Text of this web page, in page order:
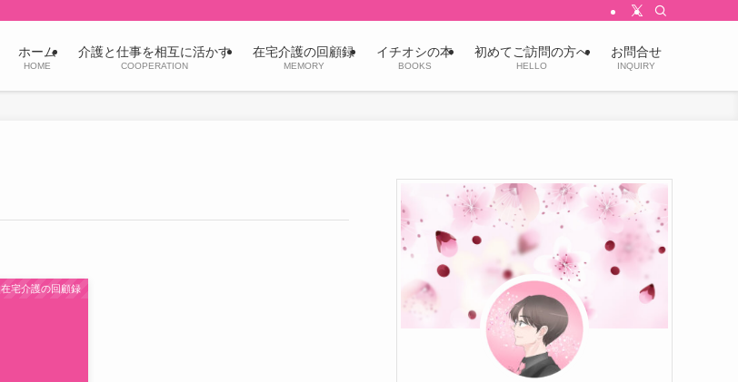
ホーム
HOME
介護と仕事を相互に活かす
COOPERATION
在宅介護の回顧録
MEMORY
イチオシの本
BOOKS
初めてご訪問の方へ
HELLO
お問合せ
INQUIRY
在宅介護の回顧録